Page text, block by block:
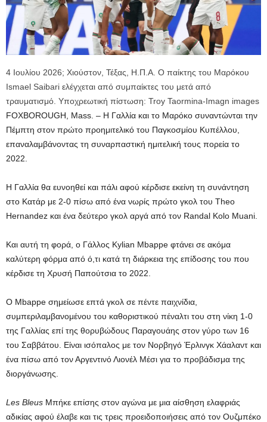
4 Ιουλίου 2026; Χιούστον, Τέξας, Η.Π.Α. Ο παίκτης του Μαρόκου
Ismael Saibari ελέγχεται από συμπαίκτες του μετά από
τραυματισμό. Υποχρεωτική πίστωση: Troy Taormina-Imagn images
FOXBOROUGH, Mass. – Η Γαλλία και το Μαρόκο συναντώνται την
Πέμπτη στον πρώτο προημιτελικό του Παγκοσμίου Κυπέλλου,
επαναλαμβάνοντας τη συναρπαστική ημιτελική τους πορεία το
2022.
Η Γαλλία θα ευνοηθεί και πάλι αφού κέρδισε εκείνη τη συνάντηση
στο Κατάρ με 2-0 πίσω από ένα νωρίς πρώτο γκολ του Theo
Hernandez και ένα δεύτερο γκολ αργά από τον Randal Kolo Muani.
Και αυτή τη φορά, ο Γάλλος Kylian Mbappe φτάνει σε ακόμα
καλύτερη φόρμα από ό,τι κατά τη διάρκεια της επίδοσης του που
κέρδισε τη Χρυσή Παπούτσια το 2022.
Ο Mbappe σημείωσε επτά γκολ σε πέντε παιχνίδια,
συμπεριλαμβανομένου του καθοριστικού πέναλτι του στη νίκη 1-0
της Γαλλίας επί της θορυβώδους Παραγουάης στον γύρο των 16
του Σαββάτου. Είναι ισόπαλος με τον Νορβηγό Έρλινγκ Χάαλαντ και
ένα πίσω από τον Αργεντινό Λιονέλ Μέσι για το προβάδισμα της
διοργάνωσης.
Les Bleus Μπήκε επίσης στον αγώνα με μια αίσθηση ελαφριάς
αδικίας αφού έλαβε και τις τρεις προειδοποιήσεις από τον Ουζμπέκο